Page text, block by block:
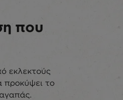
που
εκλεκτούς
προκύψει το